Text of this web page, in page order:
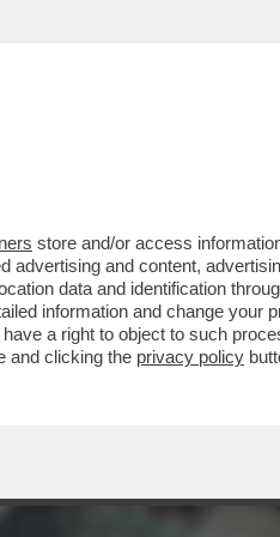
DICAPRIO:
LA GRANDE
ALL'ARTICOLO
store and/or access
advertising and content,
data and identification
information and change your
a right to object to such
and clicking the privacy policy